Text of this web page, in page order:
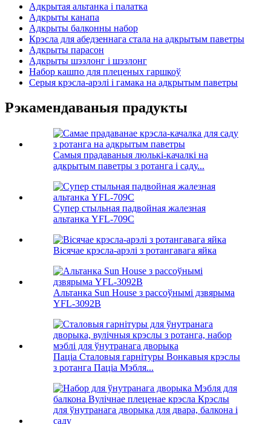
Адкрытая альтанка і палатка
Адкрыты канапа
Адкрыты балконны набор
Крэсла для абедзеннага стала на адкрытым паветры
Адкрыты парасон
Адкрыты шэзлонг і шэзлонг
Набор кашпо для плеценых гаршкоў
Серыя крэсла-арэлі і гамака на адкрытым паветры
Рэкамендаваныя прадукты
Самыя прадаваныя люлькі-качалкі на
адкрытым паветры з ротанга і саду...
Супер стыльная падвойная жалезная
альтанка YFL-709C
Вісячае крэсла-арэлі з ротангавага яйка
Альтанка Sun House з рассоўнымі дзвярыма
YFL-3092B
Паціа Сталовыя гарнітуры Вонкавыя крэслы
з ротанга Паціа Мэбля...